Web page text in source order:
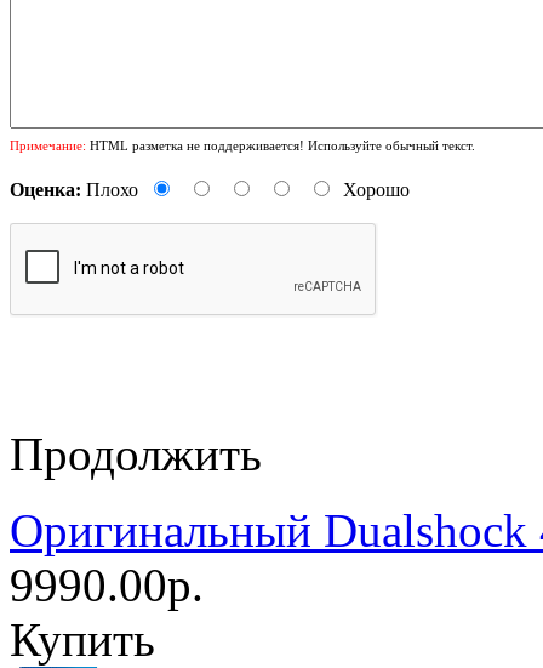
Примечание: HTML разметка не поддерживается! Используйте обычный текст.
Оценка: Плохо Хорошо
Продолжить
Оригинальный
9990.00р.
Купить